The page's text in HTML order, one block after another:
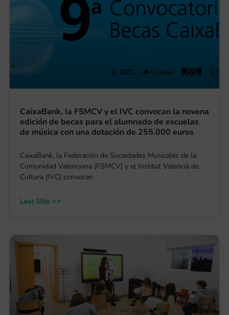
CaixaBank, la FSMCV y el IVC convocan la novena
edición de becas para el alumnado de escuelas
de música con una dotación de 255.000 euros
CaixaBank, la Federación de Sociedades Musicales de la
Comunidad Valenciana (FSMCV) y el Institut Valencià de
Cultura (IVC) convocan
Leer Más >>